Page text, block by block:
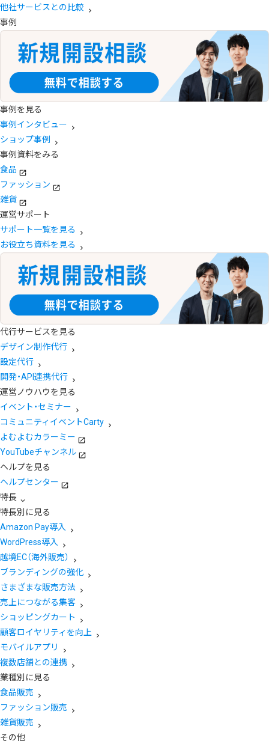
他社サービスとの比較
事例
事例を見る
事例インタビュー
ショップ事例
事例資料をみる
食品
ファッション
雑貨
運営サポート
サポート一覧を見る
お役立ち資料を見る
代行サービスを見る
デザイン制作代行
設定代行
開発・API連携代行
運営ノウハウを見る
イベント・セミナー
コミュニティイベントCarty
よむよむカラーミー
YouTubeチャンネル
ヘルプを見る
ヘルプセンター
特長
特長別に見る
Amazon Pay導入
WordPress導入
越境EC（海外販売）
ブランディングの強化
さまざまな販売方法
売上につながる集客
ショッピングカート
顧客ロイヤリティを向上
モバイルアプリ
複数店舗との連携
業種別に見る
食品販売
ファッション販売
雑貨販売
その他